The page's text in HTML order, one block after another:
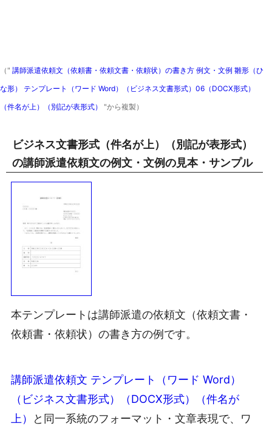
（" 講師派遣依頼文（依頼書・依頼文書・依頼状）の書き方 例文・文例 雛形（ひ
な形） テンプレート（ワード Word）（ビジネス文書形式）06（DOCX形式）
（件名が上）（別記が表形式） "から複製）
ビジネス文書形式（件名が上）（別記が表形式）
の講師派遣依頼文の例文・文例の見本・サンプル
本テンプレートは講師派遣の依頼文（依頼文書・
依頼書・依頼状）の書き方の例です。
講師派遣依頼文 テンプレート（ワード Word）
（ビジネス文書形式）（DOCX形式）（件名が
上）
と同一系統のフォーマット・文章表現で、ワ